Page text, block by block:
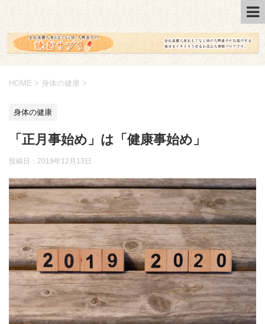
HOME > 身体の健康 >
身体の健康
「正月事始め」は「健康事始め」
投稿日：2019年12月13日